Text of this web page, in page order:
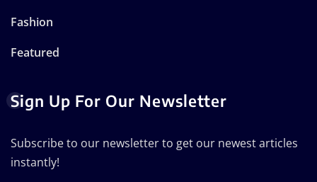
Fashion
Featured
Sign Up For Our Newsletter
Subscribe to our newsletter to get our newest articles
instantly!